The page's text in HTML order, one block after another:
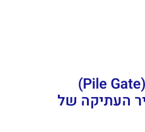
שער פילה (Pile Gate)
העתיקה של